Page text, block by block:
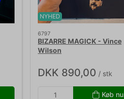
NYHED
6797
BIZARRE MAGICK - Vince
Wilson
DKK 890,00 / stk
Køb nu